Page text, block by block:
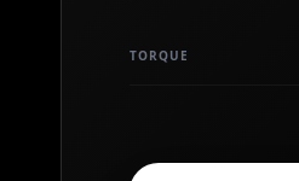
TORQUE